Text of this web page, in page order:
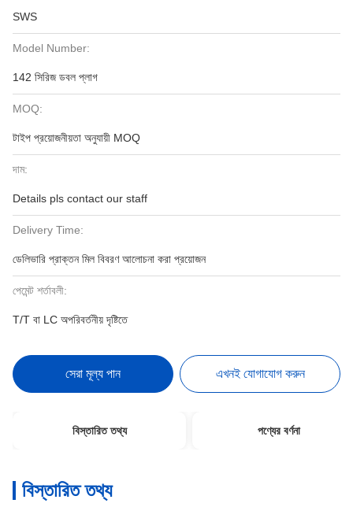
SWS
Model Number:
142 সিরিজ ডবল প্লাগ
MOQ:
টাইপ প্রয়োজনীয়তা অনুযায়ী MOQ
দাম:
Details pls contact our staff
Delivery Time:
ডেলিভারি প্রাক্তন মিল বিবরণ আলোচনা করা প্রয়োজন
পেমেন্ট শর্তাবলী:
T/T বা LC অপরিবর্তনীয় দৃষ্টিতে
সেরা মূল্য পান এখনই যোগাযোগ করুন
বিস্তারিত তথ্য পণ্যের বর্ণনা
বিস্তারিত তথ্য